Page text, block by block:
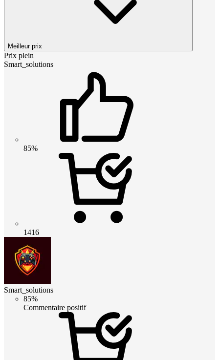
Meilleur prix
Prix plein
Smart_solutions
85%
1416
Smart_solutions
85%
Commentaire positif